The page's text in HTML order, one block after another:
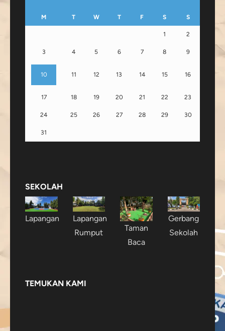
M T W T F S S
1 2
3 4 5 6 7 8 9
10 11 12 13 14 15 16
17 18 19 20 21 22 23
24 25 26 27 28 29 30
31
SEKOLAH
Lapangan
Lapangan
Rumput
Taman
Baca
Gerbang
Sekolah
TEMUKAN KAMI